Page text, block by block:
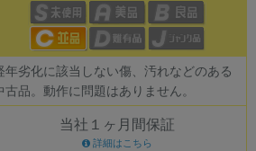
年劣化に該当しない傷、汚れなどのある
古品。動作に問題はありません。
当社１ヶ月間保証
詳細はこちら